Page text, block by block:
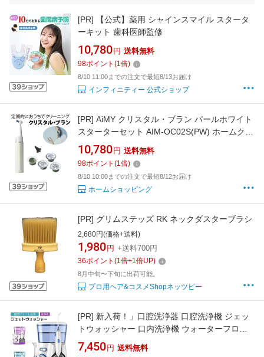
[PR]
【公式】薬用 シャインスマイル スタータ
ーキット 歯科医師監修
10,780 円 送料無料
98ポイント (1倍)
8/10 11:00までの注文で最短8/13お届け
インフィニティー 公式ショップ
[PR] AiMY クリスタル・ブラン パールホワイト
スターターセット AIM-OC02S(PW) ホームクリ
ーニング デンタルケア オーラルケア 歯 ホーム
ケア ホームホワイトニング
10,780 円 送料無料
98ポイント (1倍)
8/10 10:00までの注文で最短8/12お届け
ホームショッピング
[PR] グリムステッズ RK ネックダスターブラシ
2,680円(価格+送料)
1,980 円 +送料700円
36ポイント (1倍+1倍UP)
8月中旬〜下旬に出荷可能。
プロ用ヘア&コスメShopネッツビー
[PR] 新入荷！」口腔洗浄器 口腔洗浄機 ジェッ
トウォッシャー 口内洗浄機 ウォーターフロス
家庭 旅行 歯間ジェット洗浄 800ml大容量 ジェ
ッ
7,450 円 送料無料